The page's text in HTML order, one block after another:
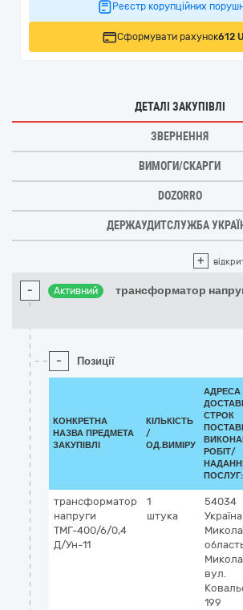
Реєстр корупційних
Сформувати рахунок612
ДЕТАЛІ ЗАКУПІВЛІ
ЗВЕРНЕННЯ
ВИМОГИ/СКАРГИ
DOZORRO
ДЕРЖАУДИТСЛУЖБА
+
- Активний трансформатор
- Позиції
КОНКРЕТНА
НАЗВА ПРЕДМЕТА
ЗАКУПІВЛІ
КІЛЬКІСТЬ
/
ОД.ВИМІРУ
АДРЕСА
СТРОК
РОБІТ/
ПОСЛУГ:
трансформатор
напруги
ТМГ-400/6/0,4
Д/Ун-11
1
штука
54034
Україна
вул.
199